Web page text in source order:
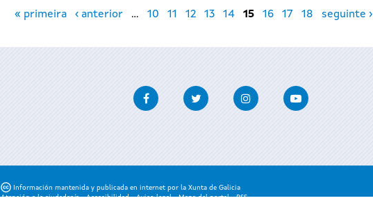
« primeira ‹ anterior … 10 11 12 13 14 15 16 17 18 seguinte ›
FacebookTwitter InstagramYoutube
Información mantenida y publicada en internet por la Xunta de Galicia
Atención a la ciudadanía -Accesibilidad -Aviso legal -Mapa del portal -RSS